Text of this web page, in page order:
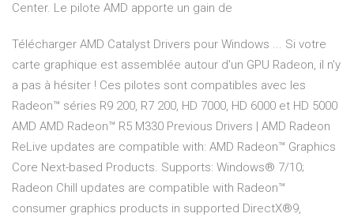
Center. Le pilote AMD apporte un gain de
Télécharger AMD Catalyst Drivers pour Windows ... Si votre
carte graphique est assemblée autour d'un GPU Radeon, il n'y
a pas à hésiter ! Ces pilotes sont compatibles avec les
Radeon™ séries R9 200, R7 200, HD 7000, HD 6000 et HD 5000
AMD AMD Radeon™ R5 M330 Previous Drivers | AMD Radeon
ReLive updates are compatible with: AMD Radeon™ Graphics
Core Next-based Products. Supports: Windows® 7/10;
Radeon Chill updates are compatible with Radeon™
consumer graphics products in supported DirectX®9,